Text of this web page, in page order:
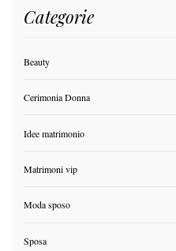
Categorie
Beauty
Cerimonia Donna
Idee matrimonio
Matrimoni vip
Moda sposo
Sposa